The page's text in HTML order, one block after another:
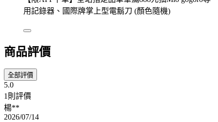
用記錄器、國際牌掌上型電鬍刀 (顏色隨機)
商品評價
全部評價
5.0
1則評價
楊**
2026/07/14